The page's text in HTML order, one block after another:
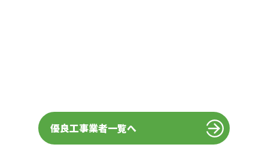
優良工事業者一覧へ